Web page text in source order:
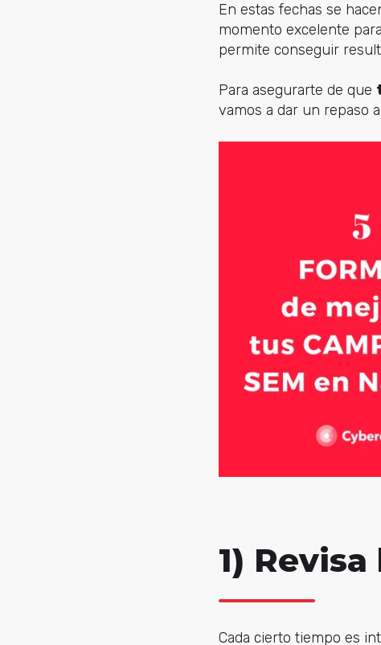
En estas fechas se
momento excelente
permite conseguir
Para asegurarte de que
vamos a dar un repaso
1)
Cada cierto tiempo es